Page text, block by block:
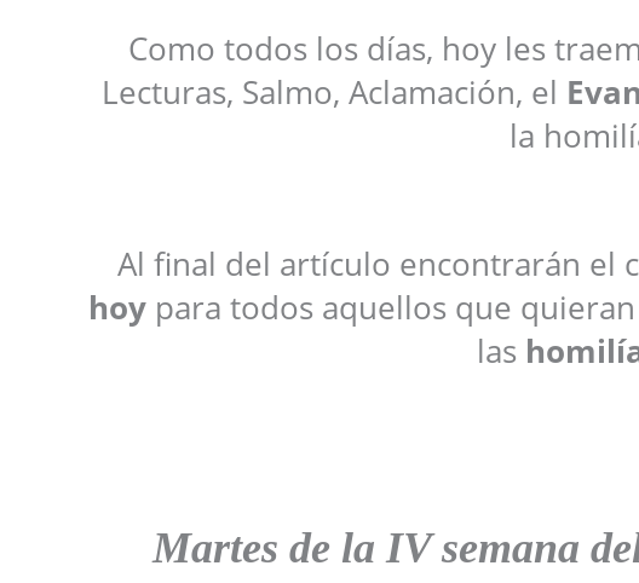
Como todos los días, hoy les
Lecturas, Salmo, Aclamación, el
la
Al final del artículo encontrarán el
hoypara todos aquellos que
las
Martes de la IV semana